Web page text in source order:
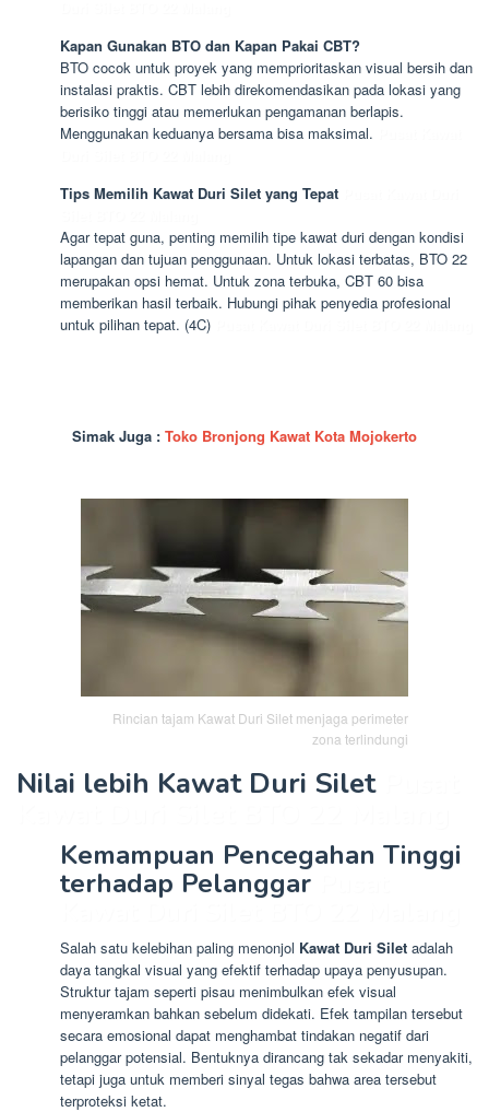
Kapan Gunakan BTO dan Kapan Pakai CBT?
BTO cocok untuk proyek yang memprioritaskan visual bersih dan
instalasi praktis. CBT lebih direkomendasikan pada lokasi yang
berisiko tinggi atau memerlukan pengamanan berlapis.
Menggunakan keduanya bersama bisa maksimal.
Tips Memilih Kawat Duri Silet yang Tepat
Agar tepat guna, penting memilih tipe kawat duri dengan kondisi
lapangan dan tujuan penggunaan. Untuk lokasi terbatas, BTO 22
merupakan opsi hemat. Untuk zona terbuka, CBT 60 bisa
memberikan hasil terbaik. Hubungi pihak penyedia profesional
untuk pilihan tepat. (4C)
Simak Juga : Toko Bronjong Kawat Kota Mojokerto
Rincian tajam Kawat Duri Silet menjaga perimeter
zona terlindungi
Nilai lebih Kawat Duri Silet
Kemampuan Pencegahan Tinggi
terhadap Pelanggar
Salah satu kelebihan paling menonjol Kawat Duri Silet adalah
daya tangkal visual yang efektif terhadap upaya penyusupan.
Struktur tajam seperti pisau menimbulkan efek visual
menyeramkan bahkan sebelum didekati. Efek tampilan tersebut
secara emosional dapat menghambat tindakan negatif dari
pelanggar potensial. Bentuknya dirancang tak sekadar menyakiti,
tetapi juga untuk memberi sinyal tegas bahwa area tersebut
terproteksi ketat.